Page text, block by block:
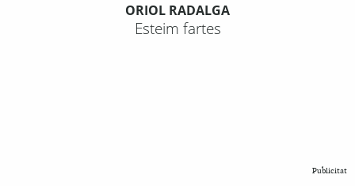
ORIOL RADALGA
Esteim fartes
Publicitat